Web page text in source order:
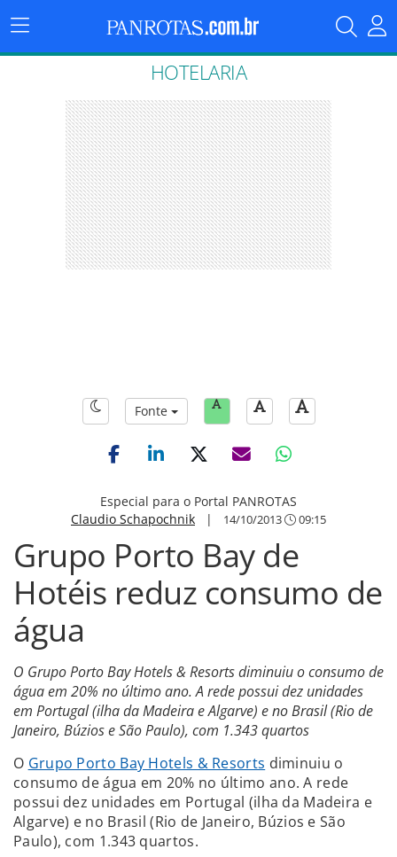
Menu
Principal
HOTELARIA
Fonte
Especial para o Portal PANROTAS
Claudio Schapochnik | 14/10/2013 09:15
Grupo Porto Bay de
Hotéis reduz consumo de
água
O Grupo Porto Bay Hotels & Resorts diminuiu o consumo de
água em 20% no último ano. A rede possui dez unidades
em Portugal (ilha da Madeira e Algarve) e no Brasil (Rio de
Janeiro, Búzios e São Paulo), com 1.343 quartos
O Grupo Porto Bay Hotels & Resorts diminuiu o
consumo de água em 20% no último ano. A rede
possui dez unidades em Portugal (ilha da Madeira e
Algarve) e no Brasil (Rio de Janeiro, Búzios e São
Paulo), com 1.343 quartos.